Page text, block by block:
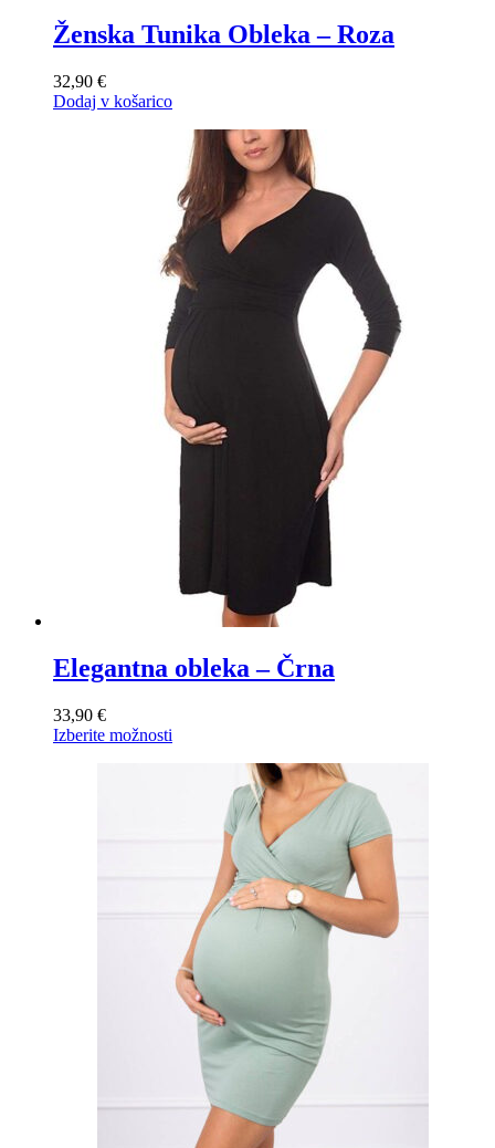
Ženska Tunika Obleka – Roza
32,90 €
Dodaj v košarico
Elegantna obleka – Črna
33,90 €
Izberite možnosti
Možnosti
izberete
strani
izdelka